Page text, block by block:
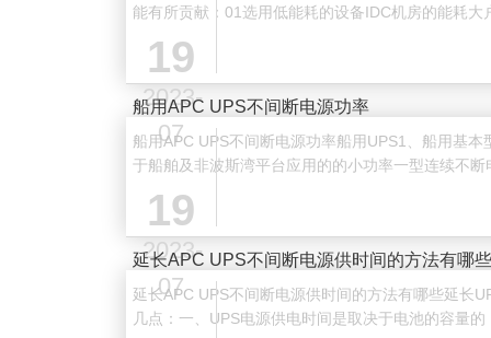
能有所贡献：01选用低能耗的设备IDC机房的能耗大
19
2023-
07
船用APC UPS不间断电源功率
船用APC UPS不间断电源功率船用UPS1、船用基本
于船舶及非波斯湾平台应用的的小功率一型连续不
19
2023-
07
延长APC UPS不间断电源供时间的方法有哪些
延长APC UPS不间断电源供时间的方法有哪些延长
几点：一、UPS电源供电时间是取决于电池的容量